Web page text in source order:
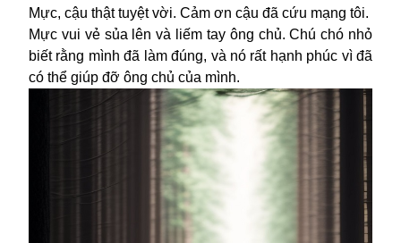
Mực, cậu thật tuyệt vời. Cảm ơn cậu đã cứu mạng tôi.
Mực vui vẻ sủa lên và liếm tay ông chủ. Chú chó nhỏ
biết rằng mình đã làm đúng, và nó rất hạnh phúc vì đã
có thể giúp đỡ ông chủ của mình.